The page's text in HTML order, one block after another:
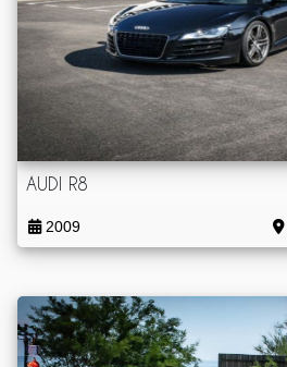
AUDI R8
2009